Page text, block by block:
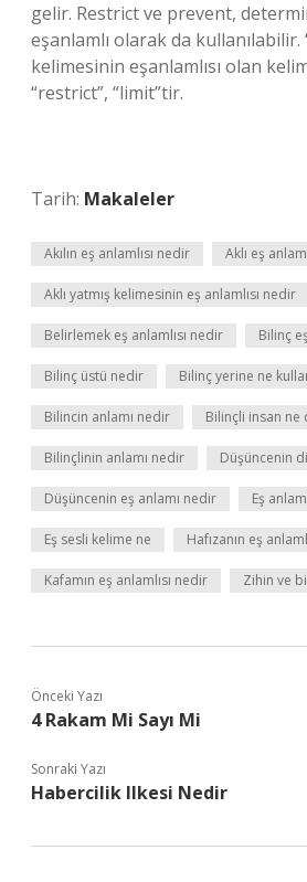
gelir. Restrict ve prevent,
eşanlamlı olarak da kullanılabilir.
kelimesinin eşanlamlısı olan
“restrict”, “limit”tir.
Tarih: Makaleler
Akılın eş anlamlısı nedir Aklı eş
Aklı yatmış kelimesinin eş anlamlısı nedir
Belirlemek eş anlamlısı nedir Bilinç
Bilinç üstü nedir Bilinç yerine ne
Bilincin anlamı nedir Bilinçli insan ne
Bilinçlinin anlamı nedir Düşüncenin
Düşüncenin eş anlamı nedir Eş
Eş sesli kelime ne Hafızanın eş
Kafamın eş anlamlısı nedir Zihin ve
Önceki Yazı
4 Rakam Mi Sayı Mi
Sonraki Yazı
Habercilik Ilkesi Nedir